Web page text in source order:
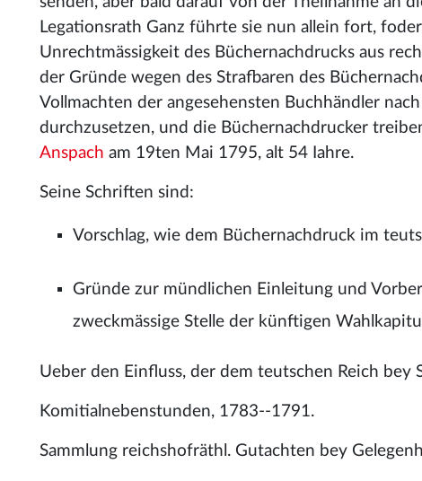
Legationsrath Ganz führte sie nun allein fort,
Unrechtmässigkeit des Büchernachdrucks aus
der Gründe wegen des Strafbaren des
Vollmachten der angesehensten Buchhändler nach
durchzusetzen, und die Büchernachdrucker
Anspach am 19ten Mai 1795, alt 54 Iahre.
Seine Schriften sind:
Vorschlag, wie dem Büchernachdruck im
Gründe zur mündlichen Einleitung und
zweckmässige Stelle der künftigen
Ueber den Einfluss, der dem teutschen Reich
Komitialnebenstunden, 1783--1791.
Sammlung reichshofräthl. Gutachten bey